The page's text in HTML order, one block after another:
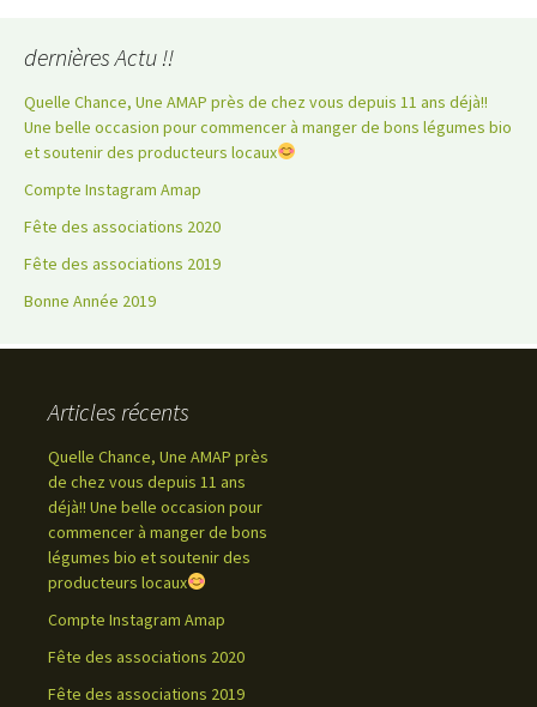
dernières Actu !!
Quelle Chance, Une AMAP près de chez vous depuis 11 ans déjà!!
Une belle occasion pour commencer à manger de bons légumes bio
et soutenir des producteurs locaux
Compte Instagram Amap
Fête des associations 2020
Fête des associations 2019
Bonne Année 2019
Articles récents
Quelle Chance, Une AMAP près
de chez vous depuis 11 ans
déjà!! Une belle occasion pour
commencer à manger de bons
légumes bio et soutenir des
producteurs locaux
Compte Instagram Amap
Fête des associations 2020
Fête des associations 2019